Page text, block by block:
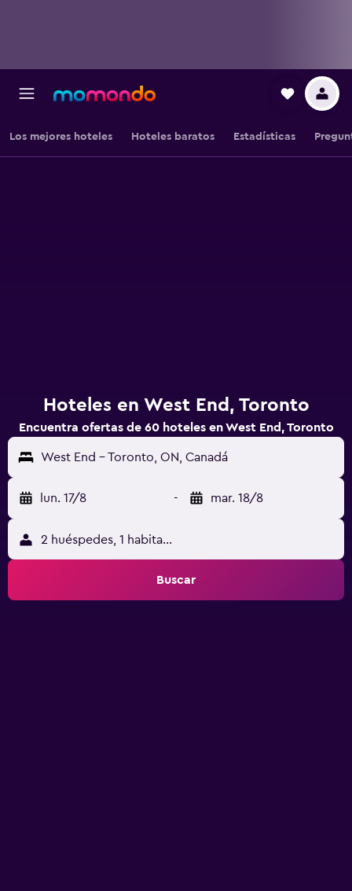
Los mejores hoteles Hoteles baratos Estadísticas
Hoteles en West End, Toronto
Encuentra ofertas de 60 hoteles en West End, Toronto
West End - Toronto, ON, Canadá
lun. 17/8 - mar. 18/8
2 huéspedes, 1 habitación
Buscar